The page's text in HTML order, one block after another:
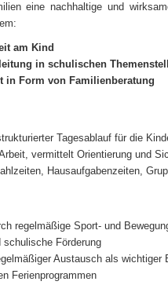
eine nachhaltige und
am Kind
in schulischen
in Form von Familienberatung
Tagesablauf für die
vermittelt Orientierung und
Hausaufgabenzeiten,
regelmäßige Sport- und
schulische Förderung
Austausch als wichtiger
Ferienprogrammen